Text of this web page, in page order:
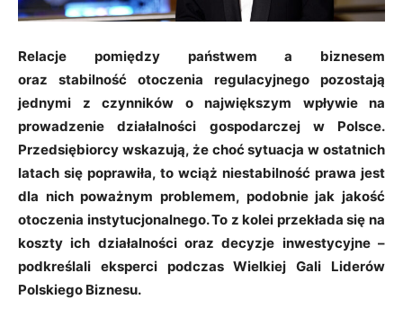
Relacje pomiędzy państwem a biznesem
oraz stabilność otoczenia regulacyjnego pozostają
jednymi z czynników o największym wpływie na
prowadzenie działalności gospodarczej w Polsce.
Przedsiębiorcy wskazują, że choć sytuacja w ostatnich
latach się poprawiła, to wciąż niestabilność prawa jest
dla nich poważnym problemem, podobnie jak jakość
otoczenia instytucjonalnego. To z kolei przekłada się na
koszty ich działalności oraz decyzje inwestycyjne –
podkreślali eksperci podczas Wielkiej Gali Liderów
Polskiego Biznesu.